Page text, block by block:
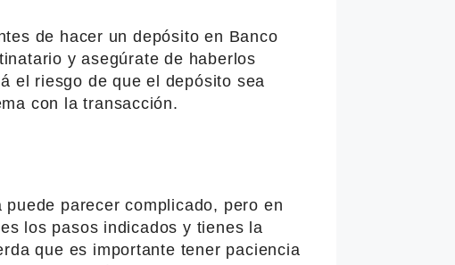
de hacer un depósito en Banco
y asegúrate de haberlos
el riesgo de que el depósito sea
con la transacción.
parecer complicado, pero en
los pasos indicados y tienes la
que es importante tener paciencia